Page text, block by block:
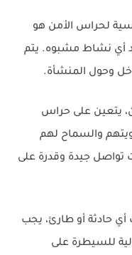
لحراس الأمن هو
أي نشاط مشبوه. يتم
وحول المنشأة.
يتعين على حراس
والسماح لهم
تواصل جيدة وقدرة على
حادثة أو طارئ، يجب
للسيطرة على